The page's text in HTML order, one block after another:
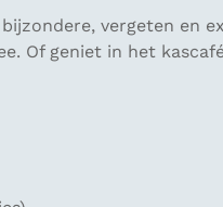
vergeten en
Of geniet in het